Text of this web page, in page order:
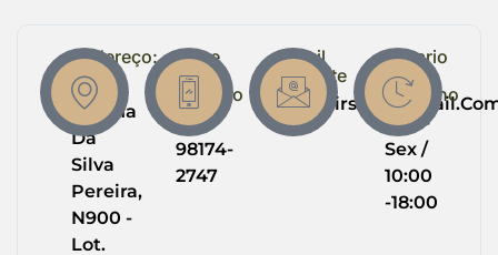
Endereço:
R.
Helena
Da
Silva
Pereira,
N900 -
Lot.
Entre
em
Contato
(64)
98174-
2747
Email
Suporte
Horario
de
Trabalho
Seg -
Sex /
10:00
-18:00